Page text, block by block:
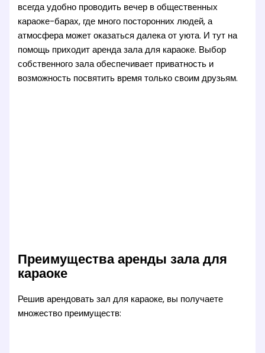
всегда удобно проводить вечер в общественных
караоке-барах, где много посторонних людей, а
атмосфера может оказаться далека от уюта. И тут на
помощь приходит аренда зала для караоке. Выбор
собственного зала обеспечивает приватность и
возможность посвятить время только своим друзьям.
Преимущества аренды зала для
караоке
Решив арендовать зал для караоке, вы получаете
множество преимуществ: